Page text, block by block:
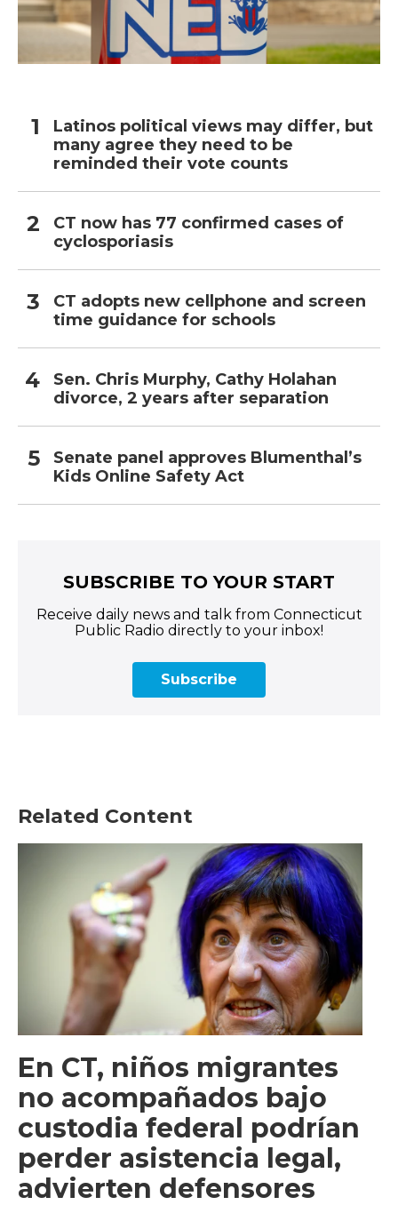
Latinos political views may differ, but
many agree they need to be
reminded their vote counts
CT now has 77 confirmed cases of
cyclosporiasis
CT adopts new cellphone and screen
time guidance for schools
Sen. Chris Murphy, Cathy Holahan
divorce, 2 years after separation
Senate panel approves Blumenthal’s
Kids Online Safety Act
SUBSCRIBE TO YOUR START
Receive daily news and talk from Connecticut
Public Radio directly to your inbox!
Subscribe
Related Content
En CT, niños migrantes
no acompañados bajo
custodia federal podrían
perder asistencia legal,
advierten defensores